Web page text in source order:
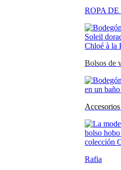
ROPA
Bolsos de
Rafia